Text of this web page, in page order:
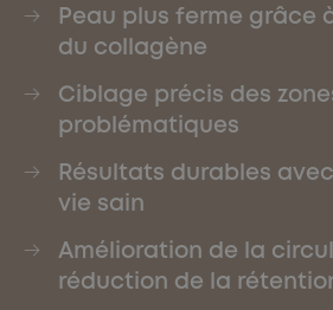
Peau plus ferme grâce
du collagène
Ciblage précis des
problématiques
Résultats durables
vie sain
Amélioration de la
réduction de la